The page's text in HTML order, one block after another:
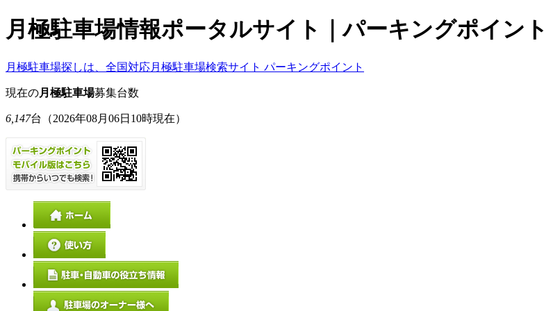
月極駐車場情報ポータルサイト｜パーキングポイント
月極駐車場探しは、全国対応月極駐車場検索サイト パーキングポイント
現在の月極駐車場募集台数
6,147台 （2026年08月06日10時現在）